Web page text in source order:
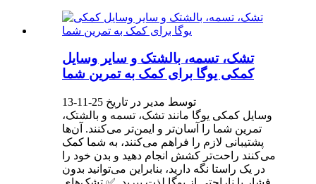
تشک، تسمه، بالشتک و سایر وسایل
کمکی یوگا برای کمک به تمرین شما
توسط مدیر در تاریخ 25-11-13
وسایل کمکی یوگا مانند تشک، تسمه و بالشتک،
تمرین شما را آسان‌تر و ایمن‌تر می‌کنند. آن‌ها
پشتیبانی لازم را فراهم می‌کنند، به شما کمک
می‌کنند راحت‌تر کشش انجام دهید و بدن خود را
در یک راستا نگه دارید، بنابراین می‌توانید بدون